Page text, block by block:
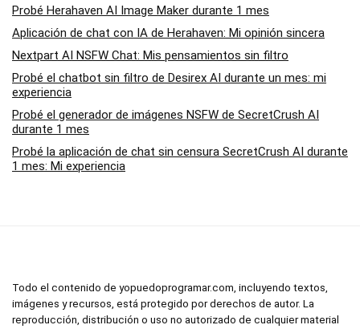
Probé Herahaven AI Image Maker durante 1 mes
Aplicación de chat con IA de Herahaven: Mi opinión sincera
Nextpart AI NSFW Chat: Mis pensamientos sin filtro
Probé el chatbot sin filtro de Desirex AI durante un mes: mi
experiencia
Probé el generador de imágenes NSFW de SecretCrush AI
durante 1 mes
Probé la aplicación de chat sin censura SecretCrush AI durante
1 mes: Mi experiencia
Todo el contenido de yopuedoprogramar.com, incluyendo textos,
imágenes y recursos, está protegido por derechos de autor. La
reproducción, distribución o uso no autorizado de cualquier material